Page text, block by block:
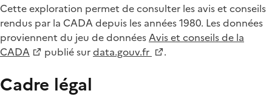
Cette exploration permet de consulter les avis et conseils
rendus par la CADA depuis les années 1980. Les données
proviennent du jeu de donnéesAvis et conseils de la
CADA
publié surdata.gouv.fr .
Cadre légal